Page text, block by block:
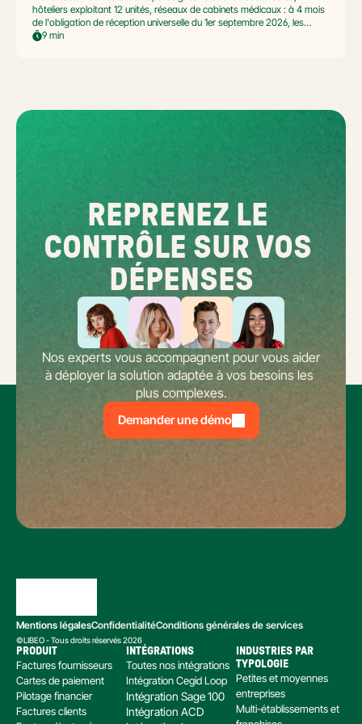
hôteliers exploitant 12 unités, réseaux de cabinets médicaux : à 4 mois
de l'obligation de réception universelle du 1er septembre 2026, les
commerçants multi-établissement ont un défi spécifique. Ce guide
9 min
REPRENEZ LE
CONTRÔLE SUR VOS
DÉPENSES
Nos experts vous accompagnent pour vous aider
à déployer la solution adaptée à vos besoins les
plus complexes.
Demander une démo
Mentions légalesConfidentialitéConditions générales de services
©LIBEO - Tous droits réservés 2026
PRODUIT
Factures fournisseurs
Cartes de paiement
Pilotage financier
Factures clients
INTÉGRATIONS
Toutes nos intégrations
Intégration Cegid Loop
Intégration Sage 100
Intégration ACD
INDUSTRIES PAR
TYPOLOGIE
Petites et moyennes
entreprises
Multi-établissements et